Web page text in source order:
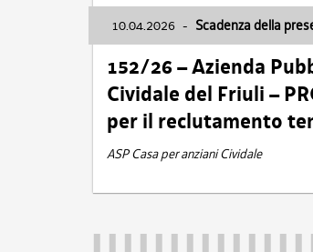
10.04.2026 - Scadenza della
152/26 – Azienda
Cividale del Friuli –
per il reclutamento
ASP Casa per anziani Cividale